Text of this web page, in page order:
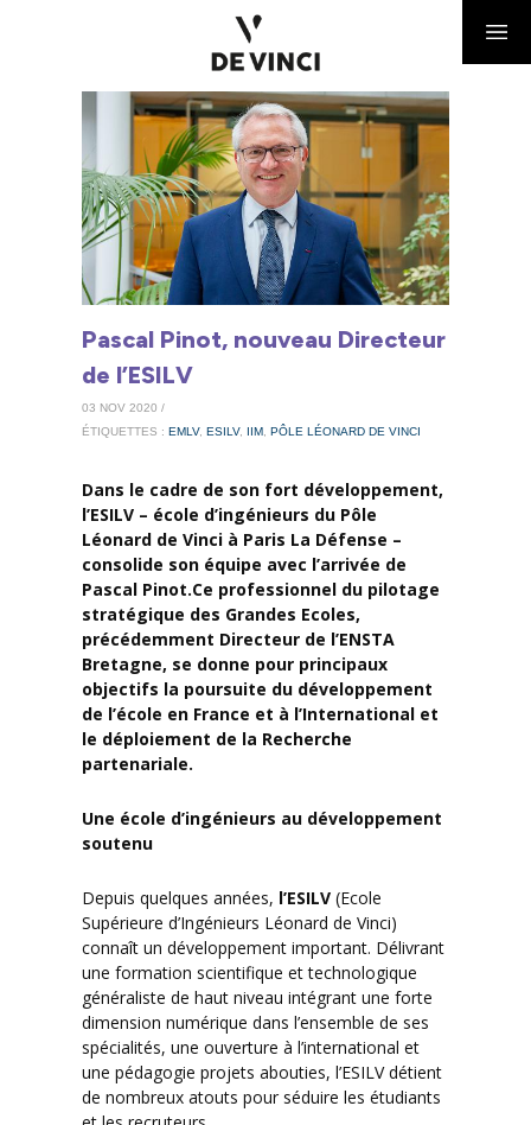
Pascal Pinot, nouveau Directeur
de l’ESILV
03 NOV 2020 /
ÉTIQUETTES : EMLV, ESILV, IIM PÔLE LÉONARD DE VINCI
Dans le cadre de son fort développement,
l’ESILV – école d’ingénieurs du Pôle
Léonard de Vinci à Paris La Défense –
consolide son équipe avec l’arrivée de
Pascal Pinot.Ce professionnel du pilotage
stratégique des Grandes Ecoles,
précédemment Directeur de l’ENSTA
Bretagne, se donne pour principaux
objectifs la poursuite du développement
de l’école en France et à l’International et
le déploiement de la Recherche
partenariale.
Une école d’ingénieurs au développement
soutenu
Depuis quelques années, l’ESILV (Ecole
Supérieure d’Ingénieurs Léonard de Vinci)
connaît un développement important. Délivrant
une formation scientifique et technologique
généraliste de haut niveau intégrant une forte
dimension numérique dans l’ensemble de ses
spécialités, une ouverture à l’international et
une pédagogie projets abouties, l’ESILV détient
de nombreux atouts pour séduire les étudiants